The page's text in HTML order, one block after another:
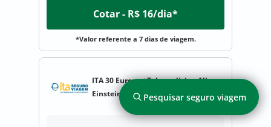
Cotar - R$ 16/dia*
*Valor referente a 7 dias de viagem.
ITA 30 Europa +Telemedicina Albert
Einstein
Pesquisar seguro viagem